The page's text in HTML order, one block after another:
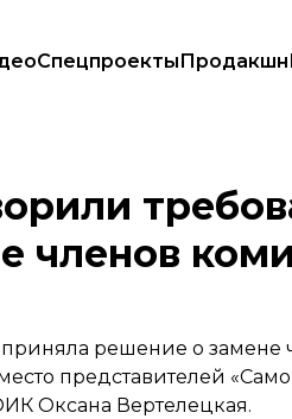
СпецпроектыПродакшн
комиссий
членов
решение о замене
представителей
Оксана Вертелецкая.